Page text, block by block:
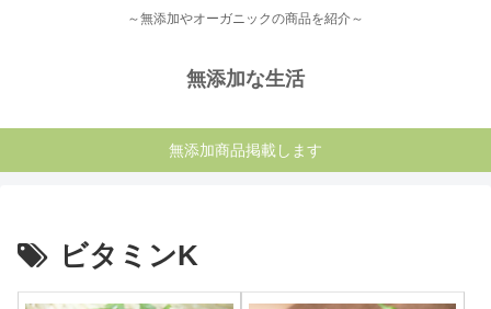
～無添加やオーガニックの商品を紹介～
無添加な生活
無添加商品掲載します
ビタミンK